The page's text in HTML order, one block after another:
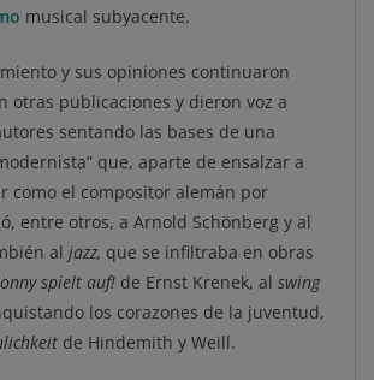
musical subyacente.
y sus opiniones continuaron
otras publicaciones y dieron voz a
sentando las bases de una
que, aparte de ensalzar a
como el compositor alemán por
entre otros, a Arnold Schönberg y al
al jazz, que se infiltraba en obras
spielt auf! de Ernst Krenek, al swing
los corazones de la juventud,
de Hindemith y Weill.